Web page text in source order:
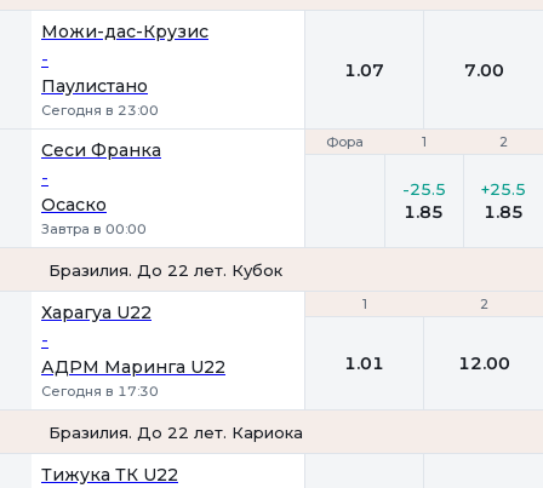
Можи-дас-Крузис
-
Паулистано
Сегодня в 23:00
1.07 7.00
Фора 1 2
Сеси Франка
-
Осаско
Завтра в 00:00
Фора 1 2
-25.5
1.85
+25.5
1.85
Бразилия. До 22 лет. Кубок
1 2
Харагуа U22
-
АДРМ Маринга U22
Сегодня в 17:30
1 2
1.01 12.00
Бразилия. До 22 лет. Кариока
Тижука ТК U22